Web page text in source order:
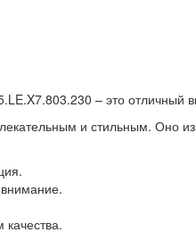
– это отличный
и стильным. Оно